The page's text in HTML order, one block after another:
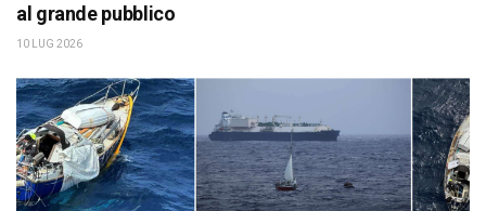
al grande pubblico
10 LUG 2026